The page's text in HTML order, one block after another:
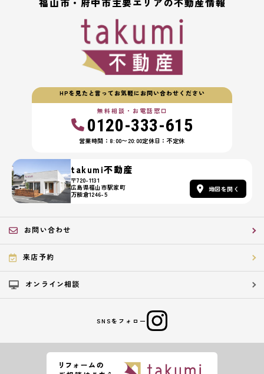
HPを見たと言ってお気軽にお問い合わせください
無料相談・お電話窓口
0120-333-615
営業時間：8:00〜20:00定休日：不定休
takumi不動産
〒720-1131
広島県福山市駅家町
万能倉1246-5
地図を開く
お問い合わせ
来店予約
オンライン相談
SNSをフォロー